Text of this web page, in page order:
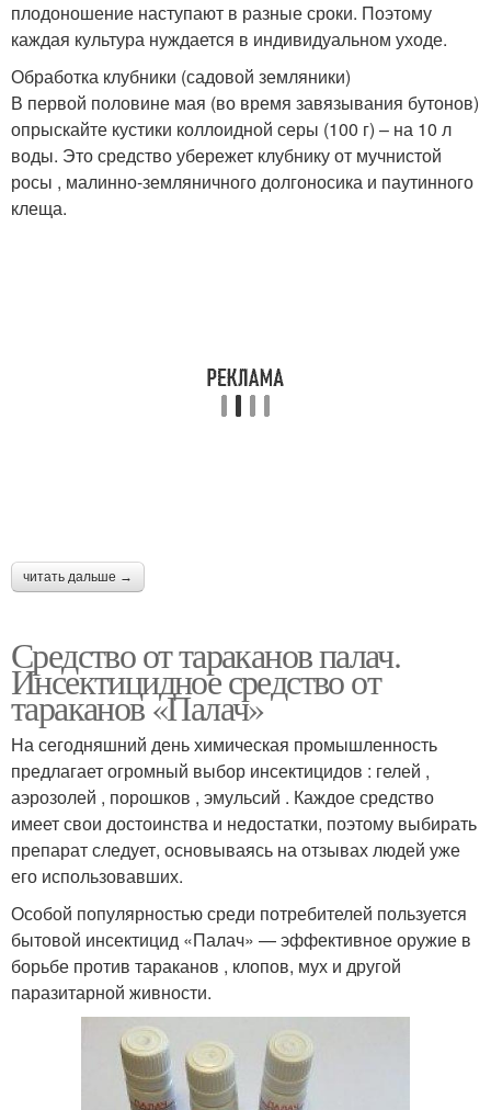
плодоношение наступают в разные сроки. Поэтому
каждая культура нуждается в индивидуальном уходе.
Обработка клубники (садовой земляники)
В первой половине мая (во время завязывания бутонов)
опрыскайте кустики коллоидной серы (100 г) – на 10 л
воды. Это средство убережет клубнику от мучнистой
росы , малинно-земляничного долгоносика и паутинного
клеща.
читать дальше →
Средство от тараканов палач.
Инсектицидное средство от
тараканов «Палач»
На сегодняшний день химическая промышленность
предлагает огромный выбор инсектицидов : гелей ,
аэрозолей , порошков , эмульсий . Каждое средство
имеет свои достоинства и недостатки, поэтому выбирать
препарат следует, основываясь на отзывах людей уже
его использовавших.
Особой популярностью среди потребителей пользуется
бытовой инсектицид «Палач» — эффективное оружие в
борьбе против тараканов , клопов, мух и другой
паразитарной живности.